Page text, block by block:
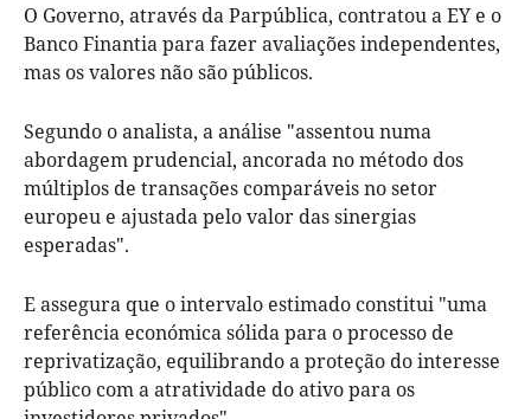
O Governo, através da Parpública, contratou a EY e o
Banco Finantia para fazer avaliações independentes,
mas os valores não são públicos.
Segundo o analista, a análise "assentou numa
abordagem prudencial, ancorada no método dos
múltiplos de transações comparáveis no setor
europeu e ajustada pelo valor das sinergias
esperadas".
E assegura que o intervalo estimado constitui "uma
referência económica sólida para o processo de
reprivatização, equilibrando a proteção do interesse
público com a atratividade do ativo para os